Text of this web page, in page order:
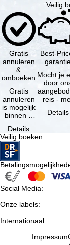
Veilig
Gratis
annuleren
&
omboeken
Gratis
annuleren
is mogelijk
binnen 5
de
boeking,
als jouw
vakantie …
Details
Best-
Mocht je
door
reis -
Details
Veilig boeken:
Social Media:
Onze labels:
Internationaal:
Impressum